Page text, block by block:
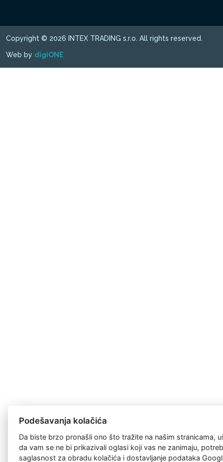
Copyright © 2026 INTEX TRADING s.r.o. All rights reserved.
Web by digiONE
Podešavanja kolačića
Da biste brzo pronašli ono što tražite na našim stranicama,
da vam se ne bi prikazivali oglasi koji vas ne zanimaju,
saglasnost zaobradu kolačića i dostavljanje podataka